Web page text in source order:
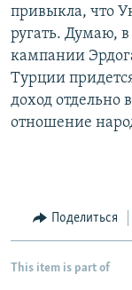
привыкла, что
ругать. Думаю,
кампании
Турции
доход отдельно
отношение
Поделиться
This item is part of